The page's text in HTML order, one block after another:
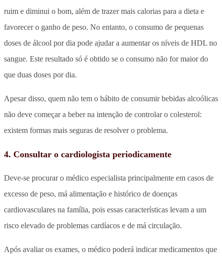
ruim e diminui o bom, além de trazer mais calorias para a dieta e
favorecer o ganho de peso. No entanto, o consumo de pequenas
doses de álcool por dia pode ajudar a aumentar os níveis de HDL no
sangue. Este resultado só é obtido se o consumo não for maior do
que duas doses por dia.
Apesar disso, quem não tem o hábito de consumir bebidas alcoólicas
não deve começar a beber na intenção de controlar o colesterol:
existem formas mais seguras de resolver o problema.
4. Consultar o cardiologista periodicamente
Deve-se procurar o médico especialista principalmente em casos de
excesso de peso, má alimentação e histórico de doenças
cardiovasculares na família, pois essas características levam a um
risco elevado de problemas cardíacos e de má circulação.
Após avaliar os exames, o médico poderá indicar medicamentos que